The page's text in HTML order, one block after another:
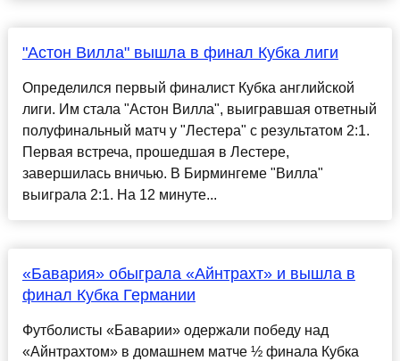
"Астон Вилла" вышла в финал Кубка лиги
Определился первый финалист Кубка английской
лиги. Им стала "Астон Вилла", выигравшая ответный
полуфинальный матч у "Лестера" с результатом 2:1.
Первая встреча, прошедшая в Лестере,
завершилась вничью. В Бирмингеме "Вилла"
выиграла 2:1. На 12 минуте...
«Бавария» обыграла «Айнтрахт» и вышла в
финал Кубка Германии
Футболисты «Баварии» одержали победу над
«Айнтрахтом» в домашнем матче ½ финала Кубка